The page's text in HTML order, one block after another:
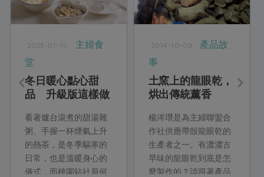
2025-01-10
主婦食
堂
冬日暖心點心甜
品 升級版這樣做
看著爐台滾煮的甜湯雜
粥、手握一杯煙氣上升
的熱茶，是冬季驅寒的
日常，也是溫暖身心的
儀式，而桃園站社員何
2014-10-09
產品故
事
土窯上的龍眼乾，
烘出傳統薰香
楊涔瓚是為主婦聯盟合
作社供應帶殼龍眼乾的
生產者之一。有濃濃古
早味的龍眼乾到底是怎
麼製作的？請跟著產品